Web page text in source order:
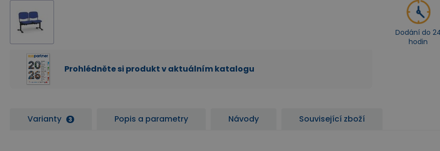
Prohlédněte si produkt v aktuálním katalogu
Dodání do
hodin
Varianty 3 Popis a parametry Návody Související zboží